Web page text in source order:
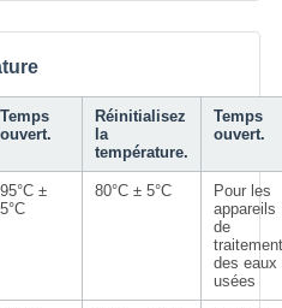
Temps
ouvert.
Réinitialisez
la
température.
Temps
ouvert.
95°C ±
5°C
80°C ± 5°C
Pour les
appareils
de
traitement
des eaux
usées